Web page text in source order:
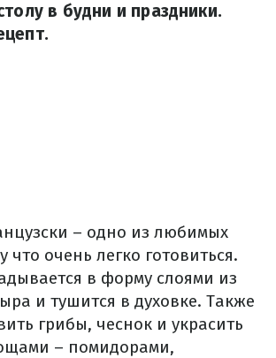
в будни и праздники.
– одно из любимых
что очень легко готовиться.
в форму слоями из
и тушится в духовке. Также
грибы, чеснок и украсить
– помидорами,